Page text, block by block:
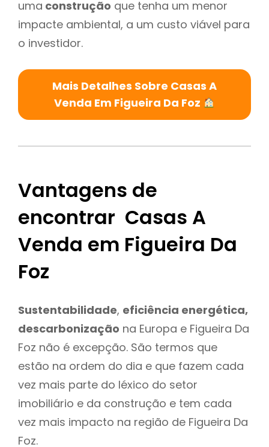
uma construção que tenha um menor
impacte ambiental, a um custo viável para
o investidor.
Mais Detalhes Sobre Casas A
Venda Em Figueira Da Foz
Vantagens de
encontrar Casas A
Venda em Figueira Da
Foz
Sustentabilidade, eficiência energética,
descarbonização na Europa e Figueira Da
Foz não é excepção. São termos que
estão na ordem do dia e que fazem cada
vez mais parte do léxico do setor
imobiliário e da construção e tem cada
vez mais impacto na região de Figueira Da
Foz.